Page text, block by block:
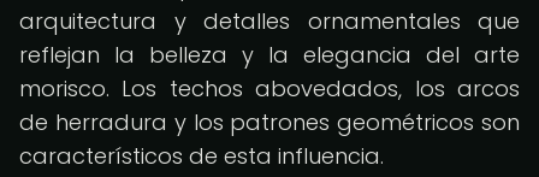
arquitectura y detalles ornamentales que
reflejan la belleza y la elegancia del arte
morisco. Los techos abovedados, los arcos
de herradura y los patrones geométricos son
característicos de esta influencia.